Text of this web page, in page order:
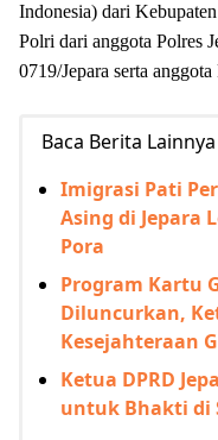
Indonesia) dari
Polri dari anggota Polres
0719/Jepara serta anggota
Baca Berita Lainnya
Imigrasi Pati
Asing di Jepara
Pora
Program Kartu
Diluncurkan,
Kesejahteraan
Ketua DPRD
untuk Bhakti di